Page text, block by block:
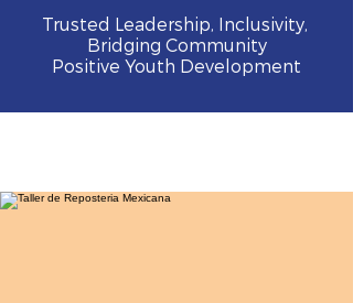
Trusted Leadership, Inclusivity,
Bridging Community
Positive Youth Development